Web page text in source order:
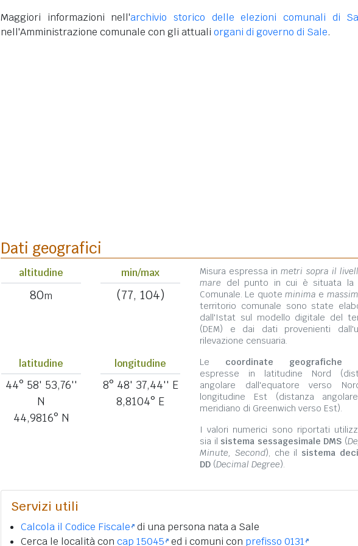
Maggiori informazioni nell'archivio storico delle elezioni comunali di
nell'Amministrazione comunale con gli attuali organi di governo di Sale.
Dati geografici
altitudine
80m
min/max
(77, 104)
Misura espressa inmetri sopra il
mare del punto in cui è situata la
Comunale. Le quote minima e
territorio comunale sono state
dall'Istat sul modello digitale del
(DEM) e dai dati provenienti
rilevazione censuaria.
latitudine
44° 58' 53,76''
N
44,9816° N
longitudine
8° 48' 37,44'' E
8,8104° E
Le coordinate geografiche
espresse in latitudine Nord
angolare dall'equatore verso
longitudine Est (distanza
meridiano di Greenwich verso Est).
I valori numerici sono riportati
sia il sistema sessagesimale DMS (
Minute, Second), che il sistema
DD (Decimal Degree).
Servizi utili
Calcola il Codice Fiscale di una persona nata a Sale
Cerca le località con cap 15045 ed i comuni con prefisso 0131